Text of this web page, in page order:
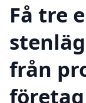
Få tre
från
företag